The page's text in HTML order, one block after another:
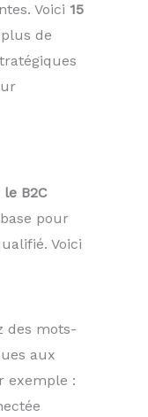
Voici 15
de
B2C
pour
Voici
des mots-
aux
exemple :